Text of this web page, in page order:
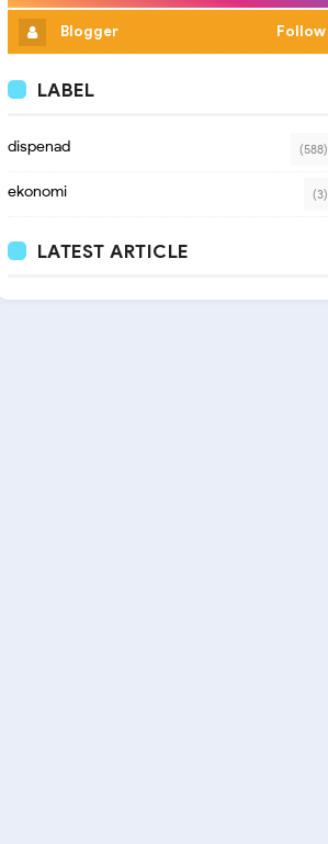
Blogger Follow
LABEL
dispenad (588)
ekonomi (3)
LATEST ARTICLE